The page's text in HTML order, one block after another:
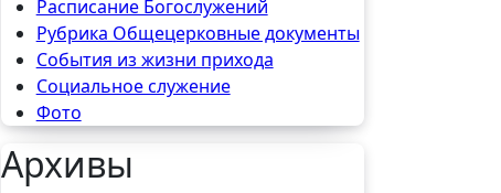
Расписание Богослужений
Рубрика Общецерковные документы
События из жизни прихода
Социальное служение
Фото
Архивы